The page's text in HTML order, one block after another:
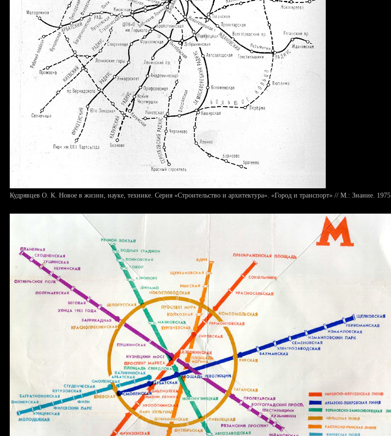
Кудрявцев О. К. Новое в жизни, науке, технике. Серия «Строительство и архитектура». «Город и транспорт» // М.: Знание. 1975